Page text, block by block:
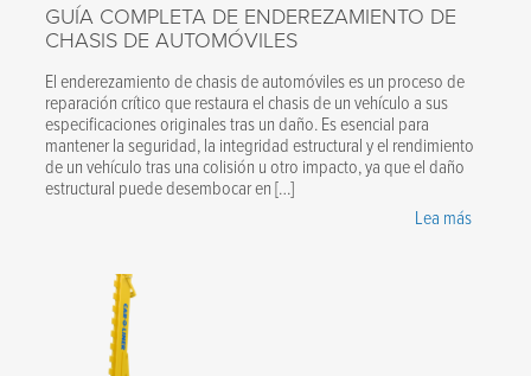
GUÍA COMPLETA DE ENDEREZAMIENTO DE
CHASIS DE AUTOMÓVILES
El enderezamiento de chasis de automóviles es un proceso de
reparación crítico que restaura el chasis de un vehículo a sus
especificaciones originales tras un daño. Es esencial para
mantener la seguridad, la integridad estructural y el rendimiento
de un vehículo tras una colisión u otro impacto, ya que el daño
estructural puede desembocar en […]
Lea más